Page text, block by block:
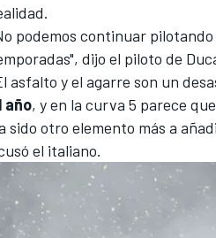
podemos continuar
dijo el piloto de
asfalto y el agarre son un
año, y en la curva 5 parece
sido otro elemento más a
el italiano.